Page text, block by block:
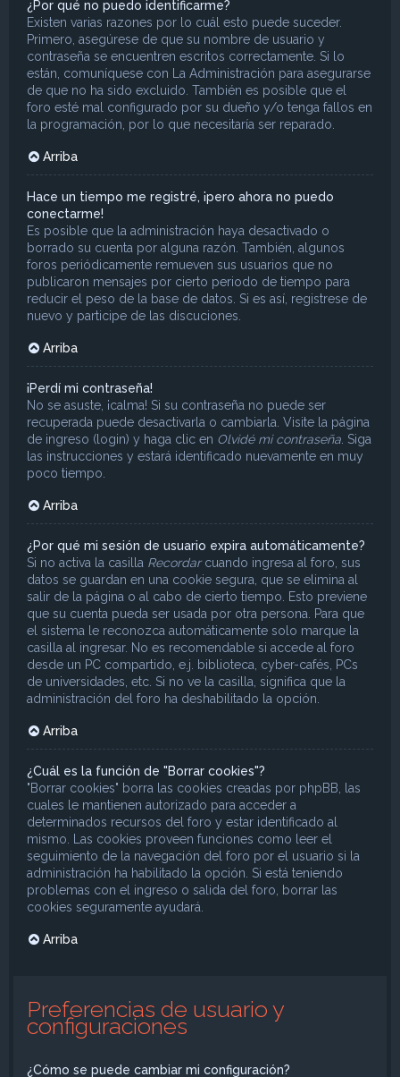
¿Por qué no puedo identificarme?
Existen varias razones por lo cuál esto puede suceder.
Primero, asegúrese de que su nombre de usuario y
contraseña se encuentren escritos correctamente. Si lo
están, comuníquese con La Administración para asegurarse
de que no ha sido excluido. También es posible que el
foro esté mal configurado por su dueño y/o tenga fallos en
la programación, por lo que necesitaría ser reparado.
Arriba
Hace un tiempo me registré, ¡pero ahora no puedo
conectarme!
Es posible que la administración haya desactivado o
borrado su cuenta por alguna razón. También, algunos
foros periódicamente remueven sus usuarios que no
publicaron mensajes por cierto periodo de tiempo para
reducir el peso de la base de datos. Si es así, registrese de
nuevo y participe de las discuciones.
Arriba
¡Perdí mi contraseña!
No se asuste, ¡calma! Si su contraseña no puede ser
recuperada puede desactivarla o cambiarla. Visite la página
de ingreso (login) y haga clic en Olvidé mi contraseña . Siga
las instrucciones y estará identificado nuevamente en muy
poco tiempo.
Arriba
¿Por qué mi sesión de usuario expira automáticamente?
Si no activa la casilla Recordarcuando ingresa al foro, sus
datos se guardan en una cookie segura, que se elimina al
salir de la página o al cabo de cierto tiempo. Esto previene
que su cuenta pueda ser usada por otra persona. Para que
el sistema le reconozca automáticamente solo marque la
casilla al ingresar. No es recomendable si accede al foro
desde un PC compartido, e.j. biblioteca, cyber-cafés, PCs
de universidades, etc. Si no ve la casilla, significa que la
administración del foro ha deshabilitado la opción.
Arriba
¿Cuál es la función de "Borrar cookies"?
"Borrar cookies" borra las cookies creadas por phpBB, las
cuales le mantienen autorizado para acceder a
determinados recursos del foro y estar identificado al
mismo. Las cookies proveen funciones como leer el
seguimiento de la navegación del foro por el usuario si la
administración ha habilitado la opción. Si está teniendo
problemas con el ingreso o salida del foro, borrar las
cookies seguramente ayudará.
Arriba
Preferencias de usuario y
configuraciones
¿Cómo se puede cambiar mi configuración?